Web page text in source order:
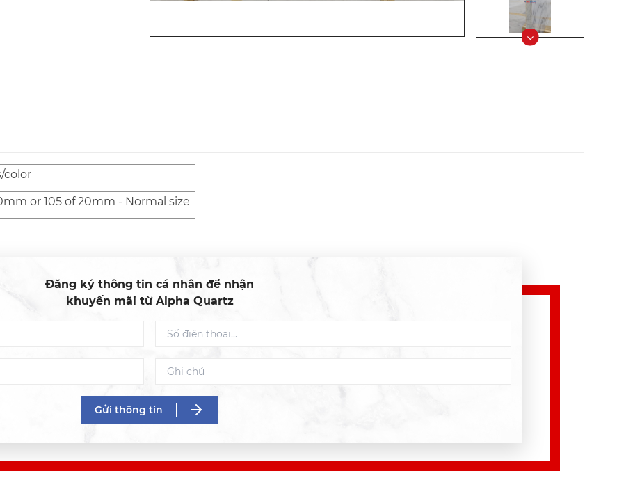
color
or 105 of 20mm - Normal size
Đăng ký thông tin cá nhân để nhận
khuyến mãi từ Alpha Quartz
Gửi thông tin